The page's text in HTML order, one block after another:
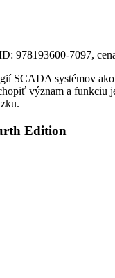
978193600-7097,
SCADA systémov
význam a
Edition